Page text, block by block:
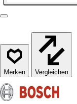
Vergleichen